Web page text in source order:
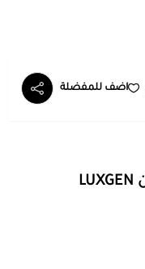
اضف للمفضلة